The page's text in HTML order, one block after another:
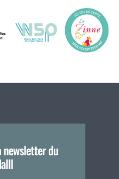
du